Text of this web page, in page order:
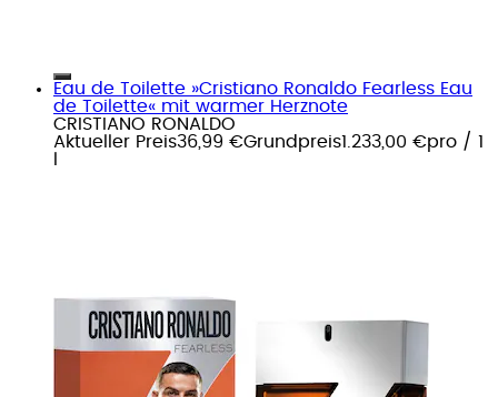
Eau de Toilette »Cristiano Ronaldo Fearless Eau
de Toilette« mit warmer Herznote
CRISTIANO RONALDO
Aktueller Preis36,99 €Grundpreis1.233,00 €pro / 1